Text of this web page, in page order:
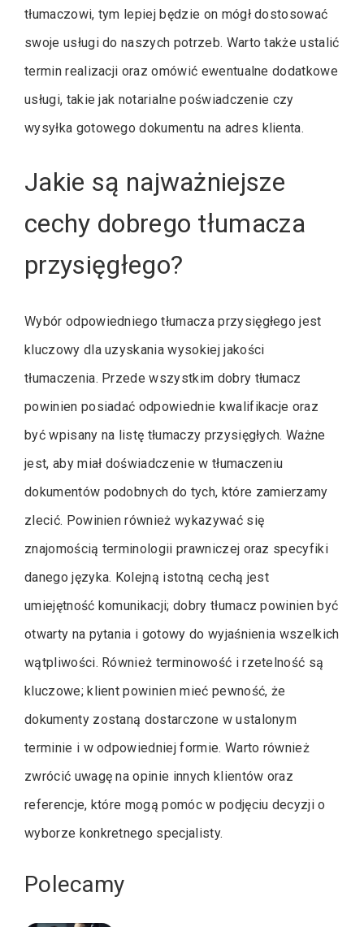
tłumaczowi, tym lepiej będzie on mógł dostosować
swoje usługi do naszych potrzeb. Warto także ustalić
termin realizacji oraz omówić ewentualne dodatkowe
usługi, takie jak notarialne poświadczenie czy
wysyłka gotowego dokumentu na adres klienta.
Jakie są najważniejsze
cechy dobrego tłumacza
przysięgłego?
Wybór odpowiedniego tłumacza przysięgłego jest
kluczowy dla uzyskania wysokiej jakości
tłumaczenia. Przede wszystkim dobry tłumacz
powinien posiadać odpowiednie kwalifikacje oraz
być wpisany na listę tłumaczy przysięgłych. Ważne
jest, aby miał doświadczenie w tłumaczeniu
dokumentów podobnych do tych, które zamierzamy
zlecić. Powinien również wykazywać się
znajomością terminologii prawniczej oraz specyfiki
danego języka. Kolejną istotną cechą jest
umiejętność komunikacji; dobry tłumacz powinien być
otwarty na pytania i gotowy do wyjaśnienia wszelkich
wątpliwości. Również terminowość i rzetelność są
kluczowe; klient powinien mieć pewność, że
dokumenty zostaną dostarczone w ustalonym
terminie i w odpowiedniej formie. Warto również
zwrócić uwagę na opinie innych klientów oraz
referencje, które mogą pomóc w podjęciu decyzji o
wyborze konkretnego specjalisty.
Polecamy